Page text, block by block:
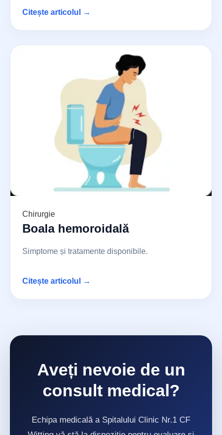
Citește articolul →
Chirurgie
Boala hemoroidală
Simptome și tratamente disponibile.
Citește articolul →
Aveți nevoie de un
consult medical?
Echipa medicală a Spitalului Clinic Nr.1 CF